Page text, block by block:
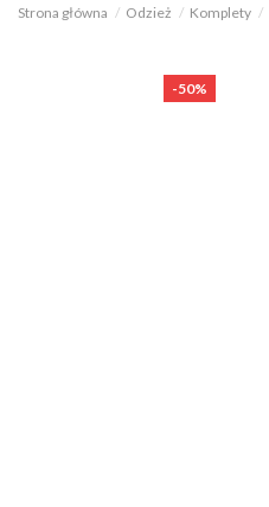
Strona główna Odzież Komplety
-50%